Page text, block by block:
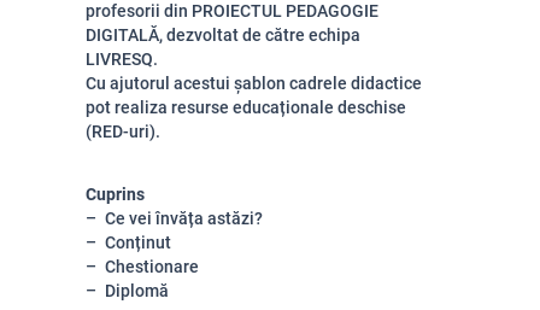
profesorii din PROIECTUL PEDAGOGIE
DIGITALĂ, dezvoltat de către echipa
LIVRESQ.
Cu ajutorul acestui șablon cadrele didactice
pot realiza resurse educaționale deschise
(RED-uri).
Cuprins
Ce vei învăța astăzi?
Conținut
Chestionare
Diplomă